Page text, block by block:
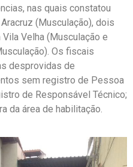
nas quais constatou
(Musculação), dois
Velha (Musculação e
Os fiscais
desprovidas de
sem registro de Pessoa
de Responsável Técnico;
da área de habilitação.